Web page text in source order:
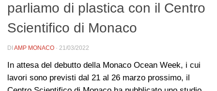
parliamo di plastica con il Centro
Scientifico di Monaco
DI AMP MONACO · 21/03/2022
In attesa del debutto della Monaco Ocean Week, i cui
lavori sono previsti dal 21 al 26 marzo prossimo, il